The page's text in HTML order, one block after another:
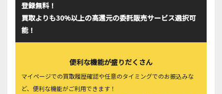
登録無料！
買取よりも30%以上の高還元の委託販売サービス選択可
能！
便利な機能が盛りだくさん
マイページでの買取履歴確認や任意のタイミングでのお振込みな
ど、便利な機能がご利用できます！